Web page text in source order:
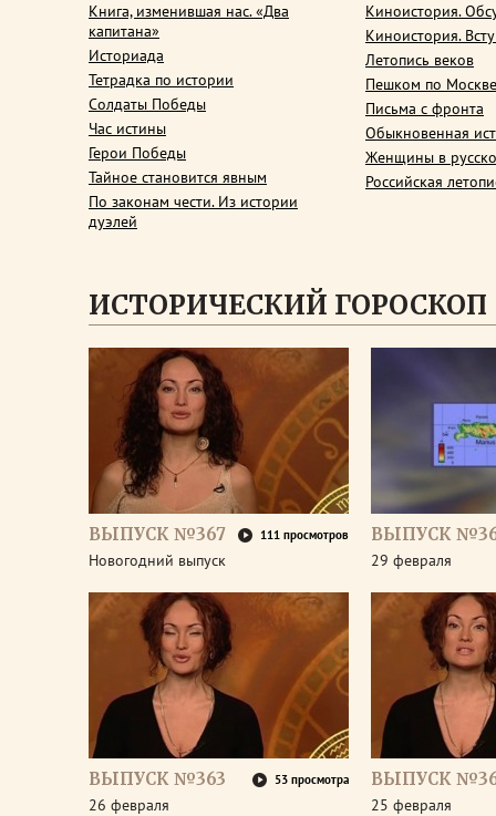
Книга, изменившая нас. «Два
капитана»
Историада
Тетрадка по истории
Солдаты Победы
Час истины
Герои Победы
Тайное становится явным
По законам чести. Из истории
дуэлей
Киноистория.
Киноистория.
Летопись веков
Пешком по Москве
Письма с фронта
Обыкновенная
Женщины в
Российская
ИСТОРИЧЕСКИЙ ГОРОСКОП
ВЫПУСК №367 111 просмотров
Новогодний выпуск
ВЫПУСК
29 февраля
ВЫПУСК №363 53 просмотра
26 февраля
ВЫПУСК
25 февраля